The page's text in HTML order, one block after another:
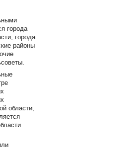
города
города
районы
области,